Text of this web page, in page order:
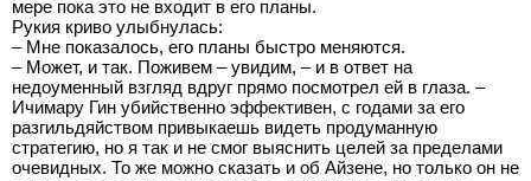
мере пока это не входит в его планы.
Рукия криво улыбнулась:
– Мне показалось, его планы быстро меняются.
– Может, и так. Поживем – увидим, – и в ответ на
недоуменный взгляд вдруг прямо посмотрел ей в глаза. –
Ичимару Гин убийственно эффективен, с годами за его
разгильдяйством привыкаешь видеть продуманную
стратегию, но я так и не смог выяснить целей за пределами
очевидных. То же можно сказать и об Айзене, но только он не